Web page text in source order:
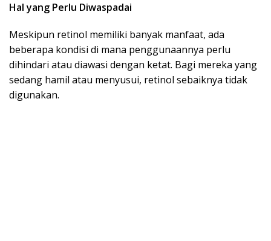
Hal yang Perlu Diwaspadai
Meskipun retinol memiliki banyak manfaat, ada
beberapa kondisi di mana penggunaannya perlu
dihindari atau diawasi dengan ketat. Bagi mereka yang
sedang hamil atau menyusui, retinol sebaiknya tidak
digunakan.